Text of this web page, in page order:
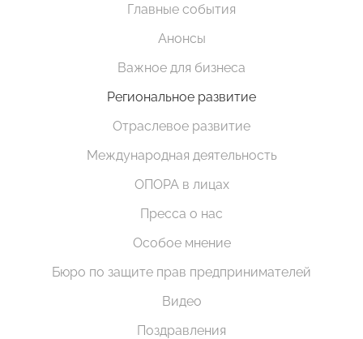
Главные события
Анонсы
Важное для бизнеса
Региональное развитие
Отраслевое развитие
Международная деятельность
ОПОРА в лицах
Пресса о нас
Особое мнение
Бюро по защите прав предпринимателей
Видео
Поздравления